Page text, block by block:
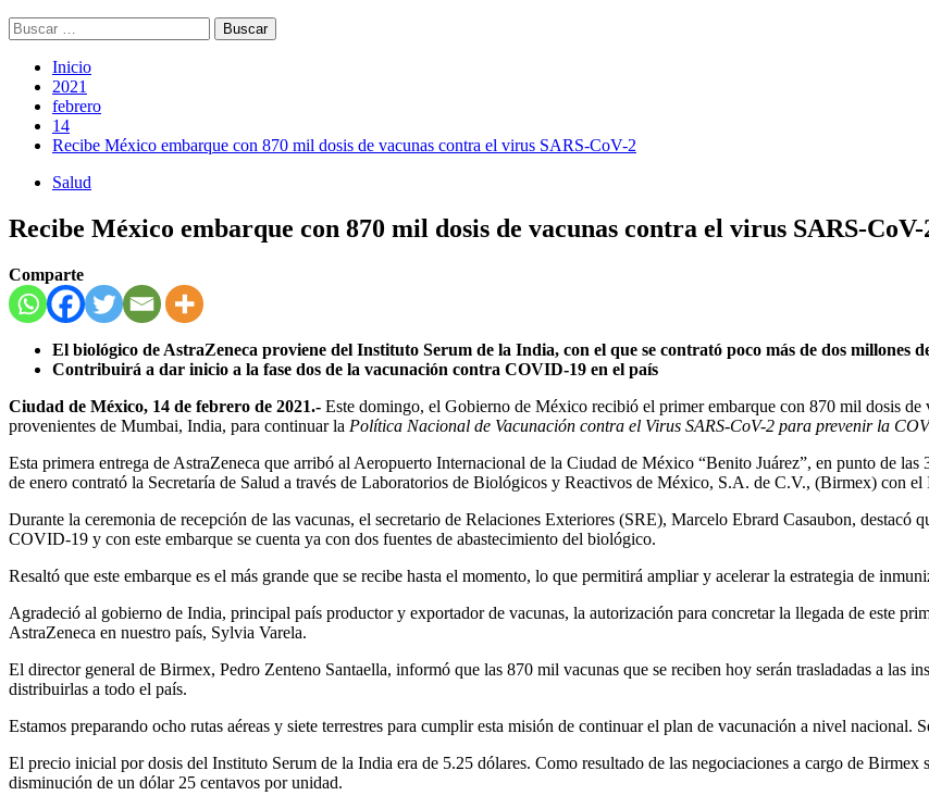
Buscar:
Inicio
2021
febrero
14
Recibe México embarque con 870 mil dosis de vacunas contra el virus SARS-CoV-2
Salud
Recibe México embarque con 870 mil dosis de vacunas contra el virus SARS-CoV-
Comparte
El biológico de AstraZeneca proviene del Instituto Serum de la India, con el que se contrató poco más de dos millones
Contribuirá a dar inicio a la fase dos de la vacunación contra COVID-19 en el país
Ciudad de México, 14 de febrero de 2021.- Este domingo, el Gobierno de México recibió el primer embarque con 870 mil dosis
provenientes de Mumbai, India, para continuar la Política Nacional de Vacunación contra el Virus SARS-CoV-2 para prevenir la
Esta primera entrega de AstraZeneca que arribó al Aeropuerto Internacional de la Ciudad de México “Benito Juárez”, en punto de
de enero contrató la Secretaría de Salud a través de Laboratorios de Biológicos y Reactivos de México, S.A. de C.V., (Birmex) con
Durante la ceremonia de recepción de las vacunas, el secretario de Relaciones Exteriores (SRE), Marcelo Ebrard Casaubon,
COVID-19 y con este embarque se cuenta ya con dos fuentes de abastecimiento del biológico.
Resaltó que este embarque es el más grande que se recibe hasta el momento, lo que permitirá ampliar y acelerar la estrategia de
Agradeció al gobierno de India, principal país productor y exportador de vacunas, la autorización para concretar la llegada de este
AstraZeneca en nuestro país, Sylvia Varela.
El director general de Birmex, Pedro Zenteno Santaella, informó que las 870 mil vacunas que se reciben hoy serán trasladadas a las
distribuirlas a todo el país.
Estamos preparando ocho rutas aéreas y siete terrestres para cumplir esta misión de continuar el plan de vacunación a nivel nacional.
El precio inicial por dosis del Instituto Serum de la India era de 5.25 dólares. Como resultado de las negociaciones a cargo de Birmex
disminución de un dólar 25 centavos por unidad.